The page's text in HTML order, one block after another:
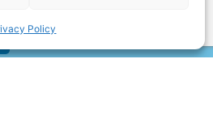
Policy